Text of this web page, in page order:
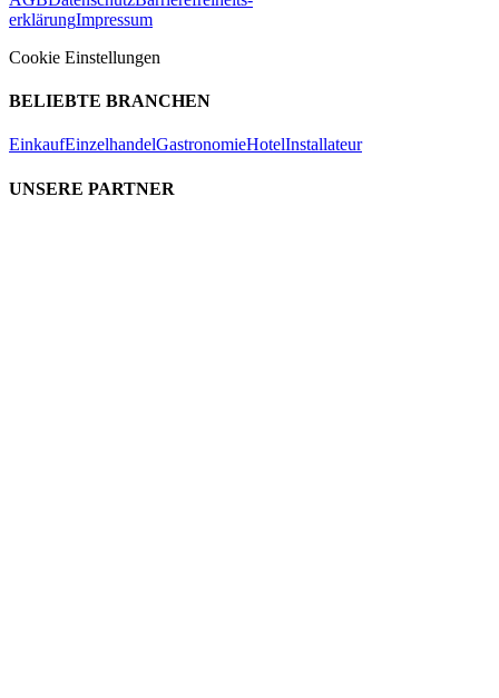
erklärungImpressum
Cookie Einstellungen
BELIEBTE BRANCHEN
EinkaufEinzelhandelGastronomieHotelInstallateur
UNSERE PARTNER